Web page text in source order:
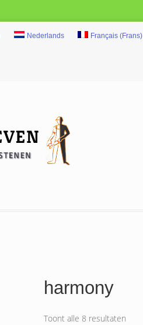
Nederlands Français (Frans)
harmony
Toont alle 8 resultaten